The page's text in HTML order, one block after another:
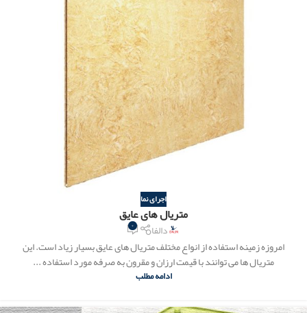
اجرای نما
متریال های عایق
دالفا ۰
امروزه زمینه استفاده از انواع مختلف متریال های عایق بسیار زیاد است. این
متریال ها می توانند با قیمت ارزان و مقرون به صرفه مورد استفاده ...
ادامه مطلب